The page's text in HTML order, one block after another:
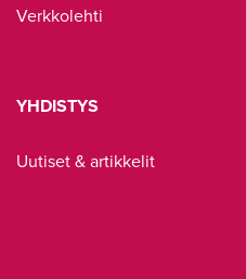
Verkkolehti
YHDISTYS
Uutiset & artikkelit